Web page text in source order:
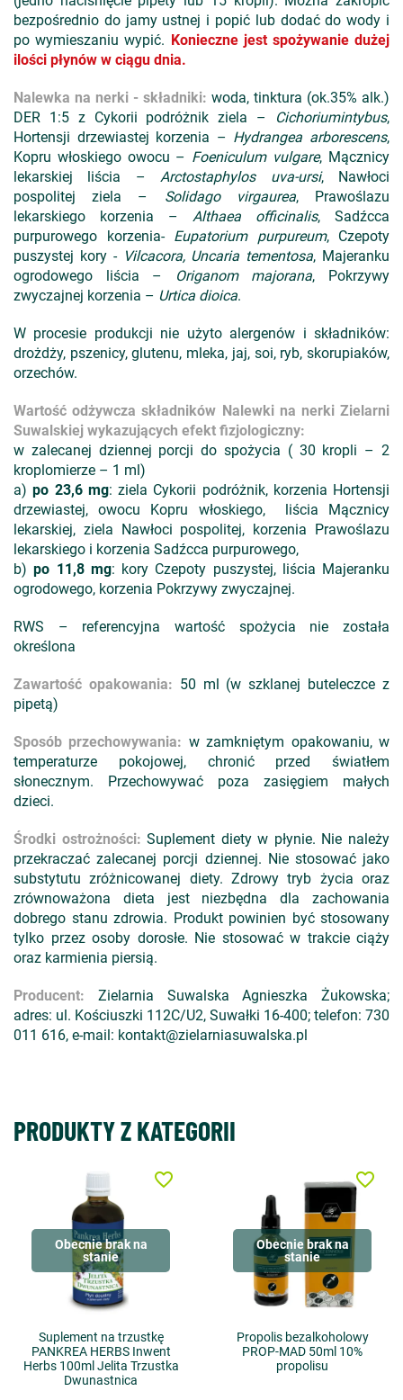
bezpośrednio do jamy ustnej i popić lub dodać do wody i
po wymieszaniu wypić. Konieczne jest spożywanie dużej
ilości płynów w ciągu dnia.
Nalewka na nerki - składniki: woda, tinktura (ok.35% alk.)
DER 1:5 z Cykorii podróżnik ziela –
Cichoriumintybus,
Hortensji drzewiastej korzenia – Hydrangea arborescens,
Kopru włoskiego owocu – Foeniculum vulgare, Mącznicy
lekarskiej liścia –Arctostaphylos uva-ursi, Nawłoci
pospolitej ziela – Solidago virgaurea, Prawoślazu
lekarskiego korzenia – Althaea officinalis, Sadźcca
purpurowego korzenia- Eupatorium purpureum, Czepoty
puszystej kory - Vilcacora, Uncaria tementosa, Majeranku
ogrodowego liścia –
Origanom majorana, Pokrzywy
zwyczajnej korzenia – Urtica dioica.
W procesie produkcji nie użyto alergenów i składników:
drożdży, pszenicy, glutenu, mleka, jaj, soi, ryb, skorupiaków,
orzechów.
Wartość odżywcza składników Nalewki na nerki Zielarni
Suwalskiej wykazujących efekt fizjologiczny:
w zalecanej dziennej porcji do spożycia ( 30 kropli – 2
kroplomierze – 1 ml)
a)po 23,6 mg: ziela Cykorii podróżnik, korzenia Hortensji
drzewiastej, owocu Kopru włoskiego, liścia Mącznicy
lekarskiej, ziela Nawłoci pospolitej, korzenia Prawoślazu
lekarskiego i korzenia Sadźcca purpurowego,
b)po 11,8 mg: kory Czepoty puszystej, liścia Majeranku
ogrodowego, korzenia Pokrzywy zwyczajnej.
RWS – referencyjna wartość spożycia nie została
określona
Zawartość opakowania: 50 ml (w szklanej buteleczce z
pipetą)
Sposób przechowywania: w zamkniętym opakowaniu, w
temperaturze pokojowej, chronić przed światłem
słonecznym. Przechowywać poza zasięgiem małych
dzieci.
Środki ostrożności:Suplement diety w płynie. Nie należy
przekraczać zalecanej porcji dziennej. Nie stosować jako
substytutu zróżnicowanej diety. Zdrowy tryb życia oraz
zrównoważona dieta jest niezbędna dla zachowania
dobrego stanu zdrowia. Produkt powinien być stosowany
tylko przez osoby dorosłe. Nie stosować w trakcie ciąży
oraz karmienia piersią.
Producent: Zielarnia Suwalska Agnieszka Żukowska;
adres: ul. Kościuszki 112C/U2, Suwałki 16-400; telefon: 730
011 616, e-mail: kontakt@zielarniasuwalska.pl
PRODUKTY Z KATEGORII
Obecnie brak na
stanie
Suplement na trzustkę
PANKREA HERBS Inwent
Herbs 100ml Jelita Trzustka
Dwunastnica
favorite_border
Obecnie brak na
stanie
Propolis bezalkoholowy
PROP-MAD 50ml 10%
propolisu
favorite_border